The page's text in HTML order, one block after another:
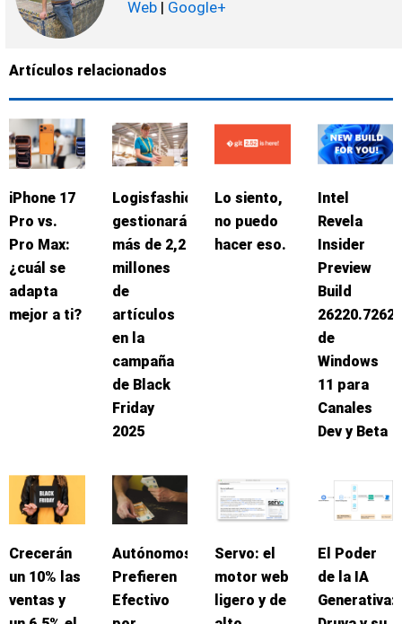
Web | Google+
Artículos relacionados
iPhone 17
Pro vs.
Pro Max:
¿cuál se
adapta
mejor a ti?
Logisfashion
gestionará
más de 2,2
millones
de
artículos
en la
campaña
de Black
Friday
2025
Lo siento,
no puedo
hacer eso.
Intel
Revela
Insider
Preview
Build
26220.7262
de
Windows
11 para
Canales
Dev y Beta
Crecerán
un 10% las
ventas y
Autónomos
Prefieren
Efectivo
Servo: el
motor web
ligero y de
El Poder
de la IA
Generativa: